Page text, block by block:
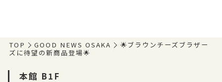
TOP GOOD NEWS OSAKA
🌟ブラウンチーズブラザー
ズに待望の新商品登場🌟
本館 B1F